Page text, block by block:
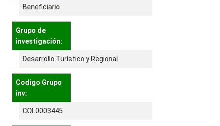
Beneficiario
Grupo de
investigación:
Desarrollo Turístico y Regional
Codigo Grupo
inv:
COL0003445